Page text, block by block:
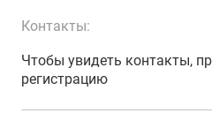
Контакты:
Чтобы увидеть контакты,
регистрацию